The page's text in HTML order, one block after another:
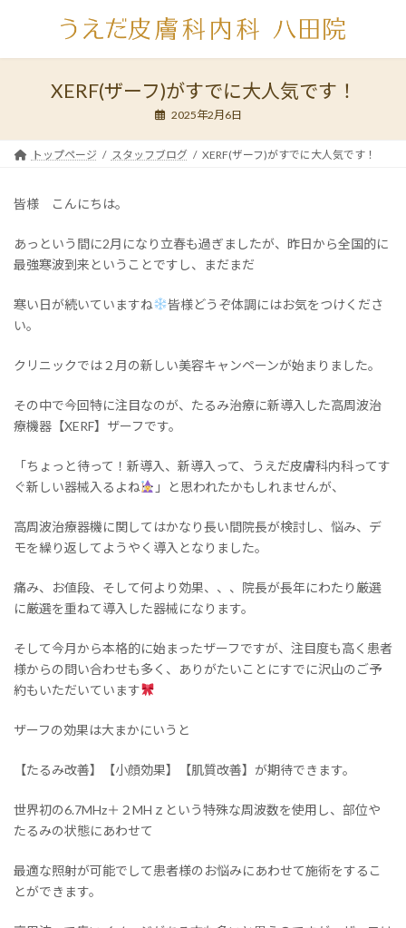
ン
ー
XERF(ザーフ)がすでに大人気です！
2025年2月6日
トップページ スタッフブログ XERF(ザーフ)がすでに大人気です！
皆様 こんにちは。
あっという間に2月になり立春も過ぎましたが、昨日から全国的に
最強寒波到来ということですし、まだまだ
寒い日が続いていますね
皆様どうぞ体調にはお気をつけくださ
い。
クリニックでは２月の新しい美容キャンペーンが始まりました。
その中で今回特に注目なのが、たるみ治療に新導入した高周波治
療機器【XERF】ザーフです。
「ちょっと待って！新導入、新導入って、うえだ皮膚科内科ってす
ぐ新しい器械入るよね
」と思われたかもしれませんが、
高周波治療器機に関してはかなり長い間院長が検討し、悩み、デ
モを繰り返してようやく導入となりました。
痛み、お値段、そして何より効果、、、院長が長年にわたり厳選
に厳選を重ねて導入した器械になります。
そして今月から本格的に始まったザーフですが、注目度も高く患者
様からの問い合わせも多く、ありがたいことにすでに沢山のご予
約もいただいています
ザーフの効果は大まかにいうと
【たるみ改善】【小顔効果】【肌質改善】が期待できます。
世界初の6.7MHz＋２MHｚという特殊な周波数を使用し、部位や
たるみの状態にあわせて
最適な照射が可能でして患者様のお悩みにあわせて施術をするこ
とができます。